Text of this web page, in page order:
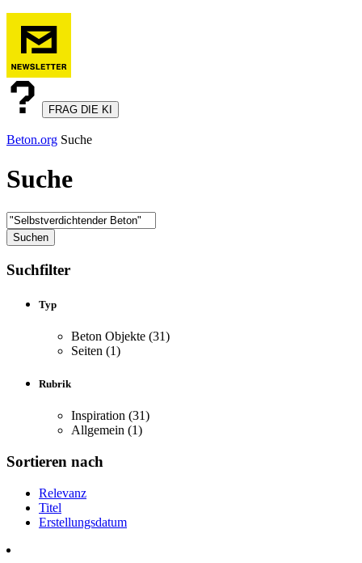
FRAG DIE KI
Beton.org Suche
Suche
Suchfilter
Typ
Beton Objekte (31)
Seiten (1)
Rubrik
Inspiration (31)
Allgemein (1)
Sortieren nach
Relevanz
Titel
Erstellungsdatum